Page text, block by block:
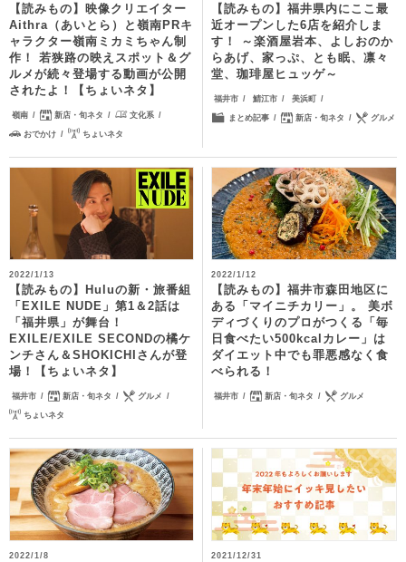
【読みもの】映像クリエイター
Aithra（あいとら）と嶺南PRキ
ャラクター嶺南ミカミちゃん制
作！ 若狭路の映えスポット＆グ
ルメが続々登場する動画が公開
されたよ！【ちょいネタ】
嶺南 新店・旬ネタ 文化系
おでかけ ちょいネタ
【読みもの】福井県内にここ最
近オープンした6店を紹介しま
す！ ～楽酒屋岩本、よしおのか
らあげ、家っぷ、とも眠、凛々
堂、珈琲屋ヒュッゲ～
福井市 鯖江市 美浜町
まとめ記事 新店・旬ネタ グルメ
2022/1/13
【読みもの】Huluの新・旅番組
「EXILE NUDE」第1＆2話は
「福井県」が舞台！
EXILE/EXILE SECONDの橘ケ
ンチさん＆SHOKICHIさんが登
場！【ちょいネタ】
福井市 新店・旬ネタ グルメ
ちょいネタ
2022/1/12
【読みもの】福井市森田地区に
ある「マイニチカリー」。 美ボ
ディづくりのプロがつくる「毎
日食べたい500kcalカレー」は
ダイエット中でも罪悪感なく食
べられる！
福井市 新店・旬ネタ グルメ
2022/1/8 2021/12/31